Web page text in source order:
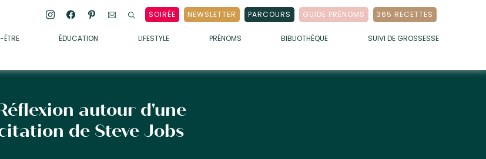
SOIRÉE NEWSLETTER PARCOURS GUIDE PRÉNOMS 365 RECETTES
ÊTRE ÉDUCATION LIFESTYLE PRÉNOMS BIBLIOTHÈQUE SUIVI DE GROSSESSE
DOUCE
autour d'une
de Steve Jobs